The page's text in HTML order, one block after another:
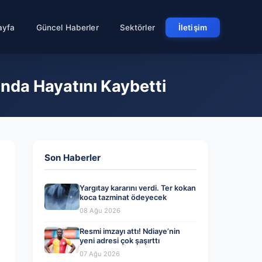
Güncel Haberler Sektörler İletişim
Hayatını Kaybetti
Son Haberler
Yargıtay kararını verdi. Ter kokan
koca tazminat ödeyecek
08 Ağu 2026
Resmi imzayı attı! Ndiaye’nin
yeni adresi çok şaşırttı
07 Ağu 2026